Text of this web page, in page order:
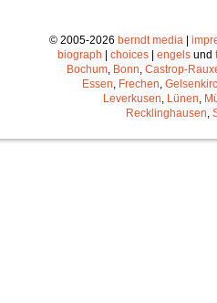
© 2005-2026 berndt media|
biograph
choices engels und
Bochum, Bonn, Castrop-
Essen, Frechen,
Leverkusen, Lünen,
Recklinghausen,